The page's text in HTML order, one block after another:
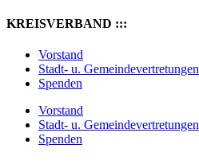
KREISVERBAND :::
Vorstand
Stadt- u. Gemeindevertretungen
Spenden
Vorstand
Stadt- u. Gemeindevertretungen
Spenden